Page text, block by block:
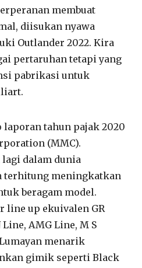
membuat
diisukan nyawa
Outlander 2022. Kira
pertaruhan tetapi yang
pabrikasi untuk
tahun pajak 2020
(MMC).
dalam dunia
terhitung meningkatkan
beragam model.
line up ekuivalen GR
AMG Line, M S
menarik
gimik seperti Black